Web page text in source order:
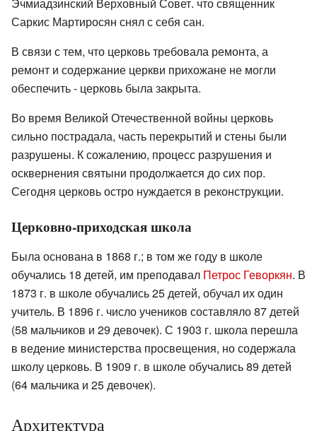
Саркис Мартиросян снял с себя сан.
В связи с тем, что церковь требовала ремонта, а
ремонт и содержание церкви прихожане не могли
обеспечить - церковь была закрыта.
Во время Великой Отечественной войны церковь
сильно пострадала, часть перекрытий и стены были
разрушены. К сожалению, процесс разрушения и
осквернения святыни продолжается до сих пор.
Сегодня церковь остро нуждается в реконструкции.
Церковно-приходская школа
Была основана в 1868 г.; в том же году в школе
обучались 18 детей, им преподавал Петрос Геворкян. В
1873 г. в школе обучались 25 детей, обучал их один
учитель. В 1896 г. число учеников составляло 87 детей
(58 мальчиков и 29 девочек). С 1903 г. школа перешла
в ведение министерства просвещения, но содержала
школу церковь. В 1909 г. в школе обучались 89 детей
(64 мальчика и 25 девочек).
Архитектура